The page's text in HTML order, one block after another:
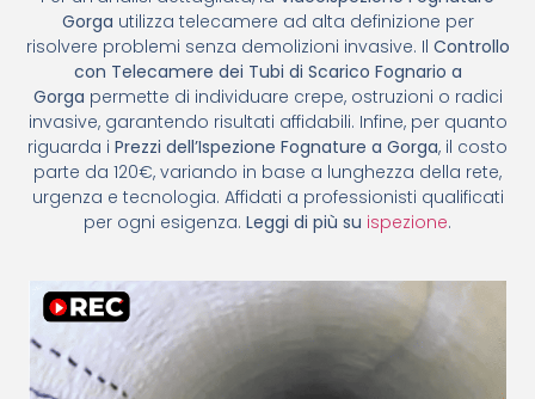
Gorga utilizza telecamere ad alta definizione per
risolvere problemi senza demolizioni invasive. Il Controllo
con Telecamere dei Tubi di Scarico Fognario a
Gorga permette di individuare crepe, ostruzioni o radici
invasive, garantendo risultati affidabili. Infine, per quanto
riguarda i Prezzi dell’Ispezione Fognature a Gorga, il costo
parte da 120€, variando in base a lunghezza della rete,
urgenza e tecnologia. Affidati a professionisti qualificati
per ogni esigenza. Leggi di più su ispezione.